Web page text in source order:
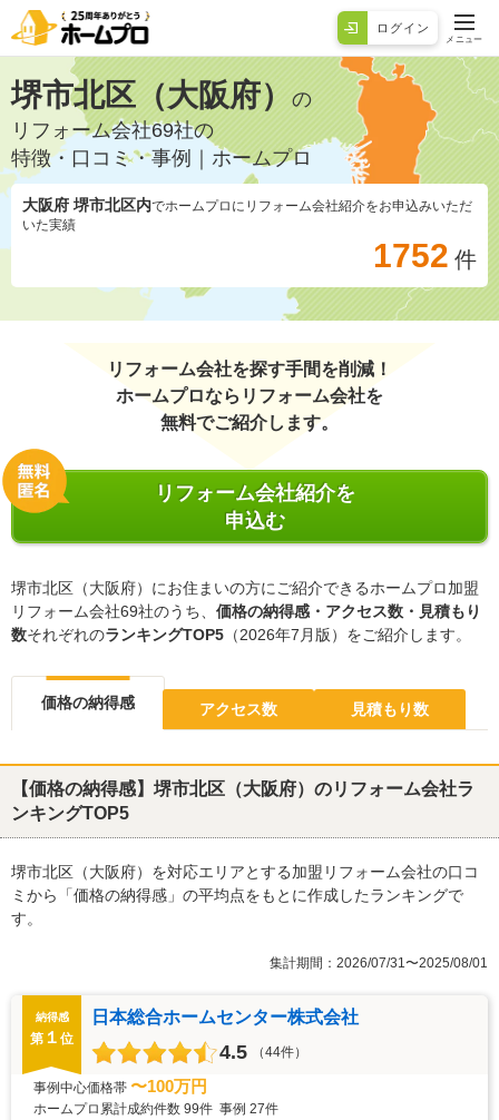
ログイン
メニュー
堺市北区（大阪府）の
リフォーム会社69社の
特徴・口コミ・事例｜ホームプロ
大阪府 堺市北区内でホームプロにリフォーム会社紹介をお申込みいただ
いた実績
1752 件
リフォーム会社を探す手間を削減！
ホームプロならリフォーム会社を
無料でご紹介します。
リフォーム会社紹介を
申込む
堺市北区（大阪府）にお住まいの方にご紹介できるホームプロ加盟
リフォーム会社69社のうち、 価格の納得感・アクセス数・見積もり
数それぞれのランキングTOP5 （2026年7月版）をご紹介します。
価格の納得感 アクセス数 見積もり数
【価格の納得感】堺市北区（大阪府）のリフォーム会社ラ
ンキングTOP5
堺市北区（大阪府）を対応エリアとする加盟リフォーム会社の口コ
ミから「価格の納得感」の平均点をもとに作成したランキングで
す。
集計期間：2026/07/31〜2025/08/01
納得感
第 １ 位
日本総合ホームセンター株式会社
4.5 （44件）
事例中心価格帯 〜100万円
ホームプロ累計成約件数 99件 事例 27件